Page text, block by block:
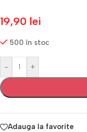
19,90 lei
500 în stoc
- +
Adauga la favorite